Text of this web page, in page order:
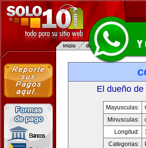
El dueño
Mayusculas:
Minusculas:
Longitud:
Categorias: